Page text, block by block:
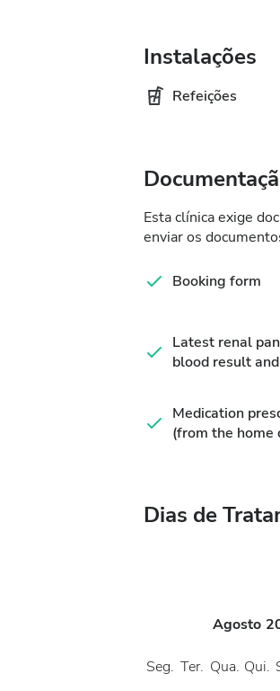
Instalações
Refeições
Esta clínica exige
enviar os
Booking form
Latest renal
blood result
Medication
(from the home
Dias de
Agosto
Seg. Ter. Qua. Qui.